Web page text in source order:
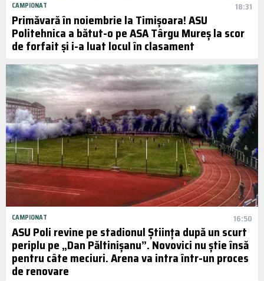
CAMPIONAT 18:31
Primăvară în noiembrie la Timișoara! ASU
Politehnica a bătut-o pe ASA Târgu Mureș la scor
de forfait și i-a luat locul în clasament
CAMPIONAT 16:50
ASU Poli revine pe stadionul Știința după un scurt
periplu pe „Dan Păltinișanu”. Novovici nu știe însă
pentru câte meciuri. Arena va intra într-un proces
de renovare